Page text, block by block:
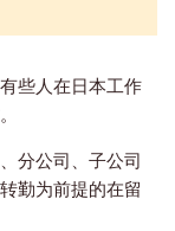
些人在日本工作
分公司、子公司
勤为前提的在留